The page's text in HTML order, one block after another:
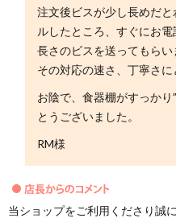
注文後ビスが少し長めだ
ルしたところ、すぐにお
長さのビスを送ってもらい
その対応の速さ、丁寧さに
お陰で、食器棚がすっか
とうございました。
RM様
当ショップをご利用くださり誠